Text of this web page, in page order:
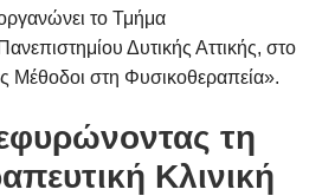
το Τμήμα
Δυτικής Αττικής, στο
Μέθοδοι στη Φυσικοθεραπεία».
τη
Κλινική